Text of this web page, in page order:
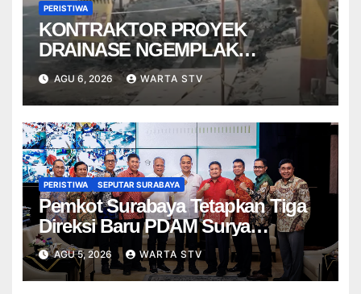
PERISTIWA
KONTRAKTOR PROYEK
DRAINASE NGEMPLAK
DISANKSI USAI WARGA
TERPELESET
AGU 6, 2026 WARTA STV
PERISTIWA SEPUTAR SURABAYA
Pemkot Surabaya Tetapkan Tiga
Direksi Baru PDAM Surya
Sembada, Fokus Perkuat
Layanan dan Kinerja
AGU 5, 2026 WARTA STV